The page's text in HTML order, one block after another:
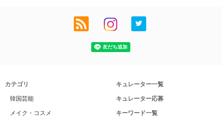
カテゴリ
韓国芸能
メイク・コスメ
キュレーター一覧
キュレーター応募
キーワード一覧